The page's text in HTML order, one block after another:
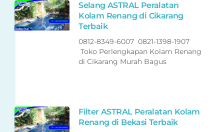
Selang ASTRAL Peralatan
Kolam Renang di Cikarang
Terbaik
0812-8349-6007 0821-1398-1907
Toko Perlengkapan Kolam Renang
di Cikarang Murah Bagus
Filter ASTRAL Peralatan Kolam
Renang di Bekasi Terbaik